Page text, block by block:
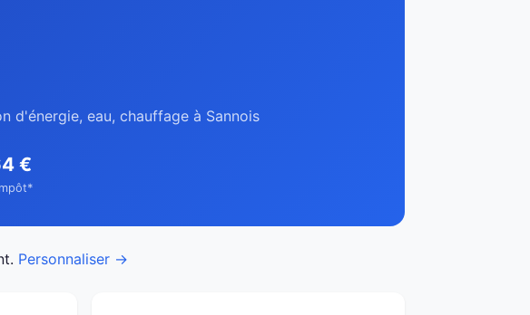
d'énergie, eau, chauffage à Sannois
€
Personnaliser →